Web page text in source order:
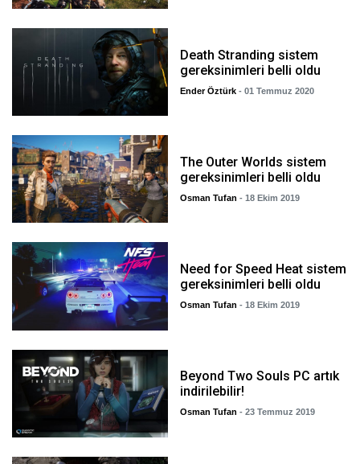
Death Stranding sistem
gereksinimleri belli oldu
Ender Öztürk - 01 Temmuz 2020
The Outer Worlds sistem
gereksinimleri belli oldu
Osman Tufan - 18 Ekim 2019
Need for Speed Heat sistem
gereksinimleri belli oldu
Osman Tufan - 18 Ekim 2019
Beyond Two Souls PC artık
indirilebilir!
Osman Tufan - 23 Temmuz 2019